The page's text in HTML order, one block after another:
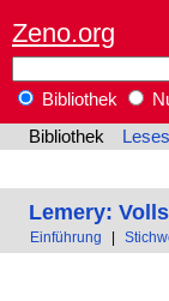
Zeno.org
Bibliothek
Bibliothek
Lemery:
Einführung